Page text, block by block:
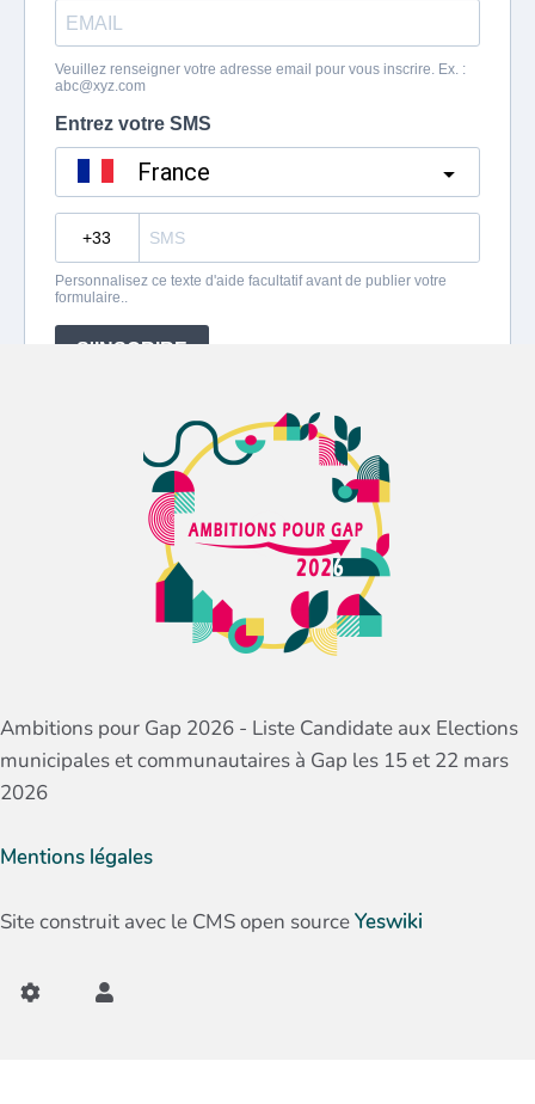
Ambitions pour Gap 2026 - Liste Candidate aux Elections
municipales et communautaires à Gap les 15 et 22 mars
2026
Mentions légales
Site construit avec le CMS open sourceYeswiki